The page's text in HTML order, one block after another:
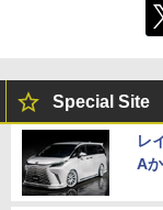
5
5
Special Site
レ
A